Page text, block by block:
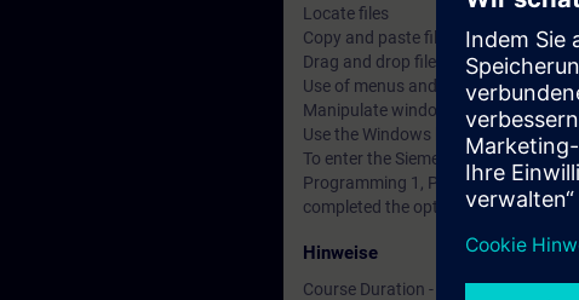
Locate files
Copy and paste files, objects and
Drag and drop files, objects and
Use of menus and multi-menus
Manipulate windows within a multi-
Use the Windows help
To enter the Siemens Certified S7
Programming 1, Programming 2
completed the optional S7
Hinweise
Course Duration - 1 Day